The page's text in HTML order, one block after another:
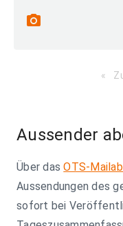
photo_camera
Aussender
Über dasOTS-
Aussendungen des
sofort bei